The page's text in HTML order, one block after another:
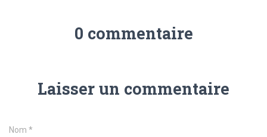
0 commentaire
Laisser un commentaire
Nom *